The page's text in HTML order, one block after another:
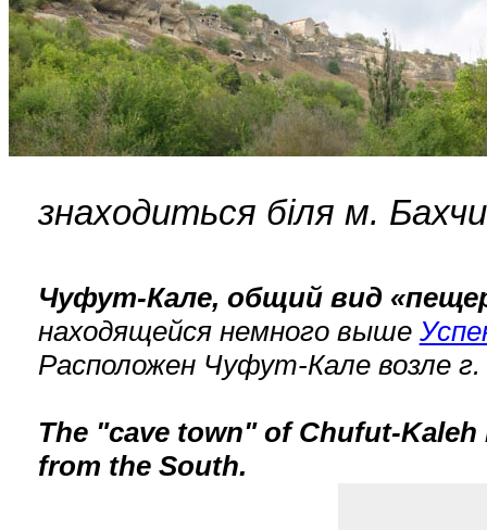
знаходиться біля м.
Чуфут-Кале, общий вид
находящейся немного выше
Расположен Чуфут-Кале возле г.
The "cave town" of Chufut-Kaleh
from the South.